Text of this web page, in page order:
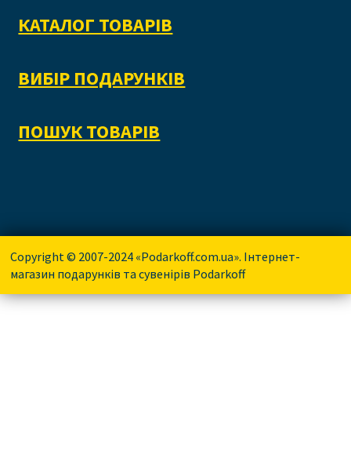
КАТАЛОГ ТОВАРІВ
ВИБІР ПОДАРУНКІВ
ПОШУК ТОВАРІВ
Copyright © 2007-2024 «Podarkoff.com.ua». Інтернет-
магазин подарунків та сувенірів Podarkoff